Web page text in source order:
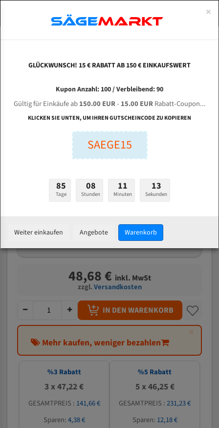
BAUER VG 450 L-ZA-2 für 4450 mm Bi-Metall
Bandsägeblätter
Bandsägeblätter für Bauer
Länge (mm):
Welche Zahn soll ich wählen?
48,68 € inkl. MwSt
zzgl.Versandkosten
IN DEN WARENKORB
×
Mehr kaufen, weniger bezahlen
%3 Rabatt
3 x 47,22 €
GESAMTPREIS : 141,66 €
Sparen:4,38 €
%5 Rabatt
5 x 46,25 €
GESAMTPREIS :231,23 €
Sparen: 12,18 €
ABOUTS
ENGLISH
Bi-Metall Meterware
Fleischerei Bandsägeblätter
Bandmesser Glatt Meterware
Konvex Meterware
×
GLÜCKWUNSCH! 15 € RABATT AB 150 € EINKAUFSWERT
Kupon Anzahl: 100 / Verbleibend: 90
Gültig für Einkäufe ab150.00 EUR- 15.00 EURRabatt-Coupon...
KLICKEN SIE UNTEN, UM IHREN GUTSCHEINCODE ZU KOPIEREN
SAEGE15
85
Tage
08
Stunden
11
Minuten
12
Sekunden
Weiter einkaufen Angebote Warenkorb